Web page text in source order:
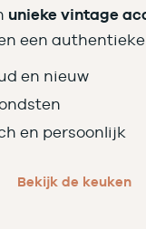
unieke vintage
een
en nieuw
en persoonlijk
Bekijk de keuken